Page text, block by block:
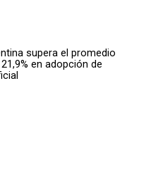
supera el promedio
en adopción de